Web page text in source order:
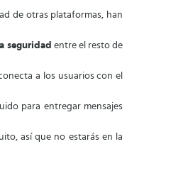
de otras plataformas, han
seguridad entre el resto de
a los usuarios con el
para entregar mensajes
así que no estarás en la